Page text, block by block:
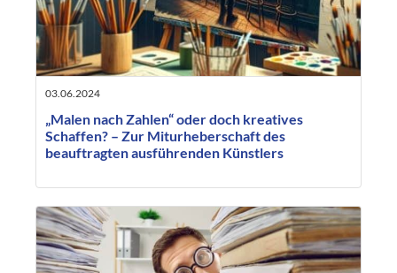
03.06.2024
„Malen nach Zahlen“ oder doch kreatives
Schaffen? – Zur Miturheberschaft des
beauftragten ausführenden Künstlers